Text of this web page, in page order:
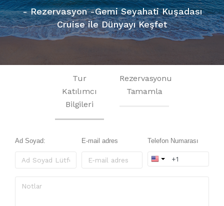
- Rezervasyon -Gemi Seyahati Kuşadası
Cruise ile Dünyayı Keşfet
Tur
Katılımcı
Bilgileri
Rezervasyonu
Tamamla
Ad Soyad: E-mail adres Telefon Numarası